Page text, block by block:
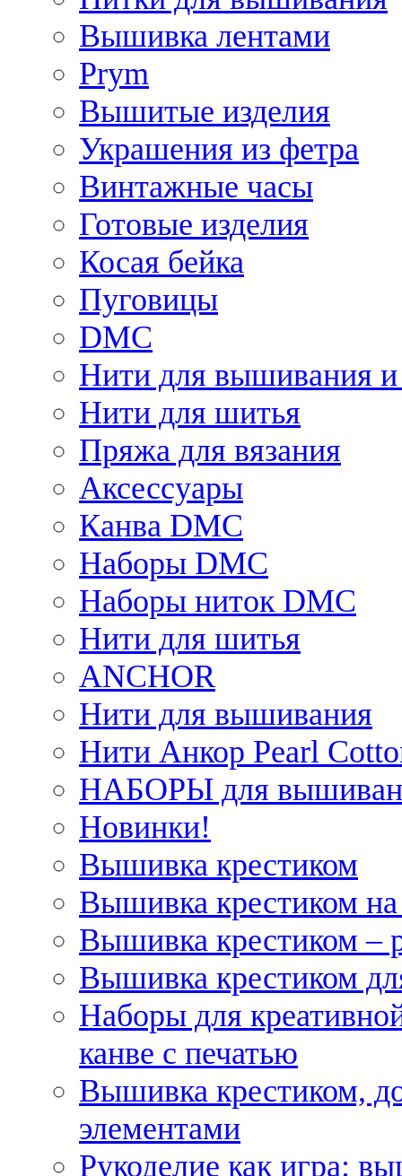
Вышивка лентами
Prym
Вышитые изделия
Украшения из фетра
Винтажные часы
Готовые изделия
Косая бейка
Пуговицы
DMC
Нити для вышивания и
Нити для шитья
Пряжа для вязания
Аксессуары
Канва DMC
Наборы DMC
Наборы ниток DMC
Нити для шитья
ANCHOR
Нити для вышивания
Нити Анкор Pearl
НАБОРЫ для
Новинки!
Вышивка крестиком
Вышивка крестиком
Вышивка крестиком –
Вышивка крестиком
Наборы для
канве с печатью
Вышивка крестиком,
элементами
Рукоделие как игра: